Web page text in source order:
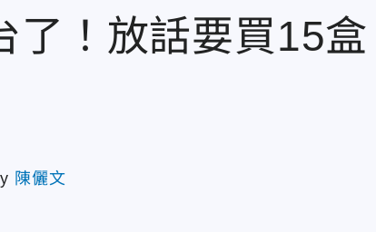
了！放話要買15盒
陳儷文